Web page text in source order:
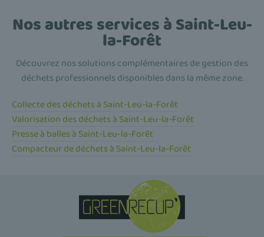
Nos autres services à Saint-Leu-
la-Forêt
Découvrez nos solutions complémentaires de gestion des
déchets professionnels disponibles dans la même zone.
Collecte des déchets à Saint-Leu-la-Forêt
Valorisation des déchets à Saint-Leu-la-Forêt
Presse à balles à Saint-Leu-la-Forêt
Compacteur de déchets à Saint-Leu-la-Forêt